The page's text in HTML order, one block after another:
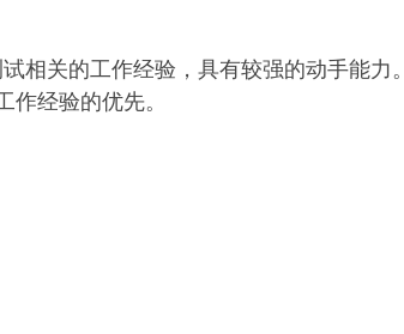
相关的工作经验，具有较强的动手能力。
经验的优先。